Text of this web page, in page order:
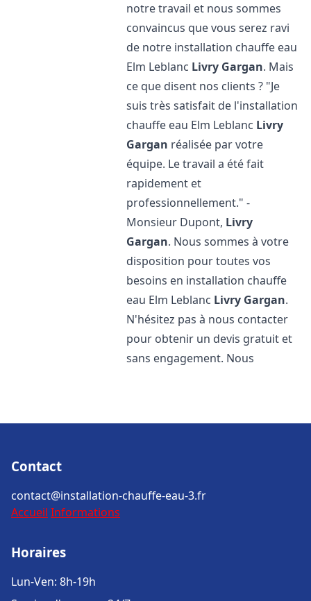
notre travail et nous sommes
convaincus que vous serez ravi
de notre installation chauffe eau
Elm Leblanc Livry Gargan. Mais
ce que disent nos clients ? "Je
suis très satisfait de l'installation
chauffe eau Elm Leblanc Livry
Gargan réalisée par votre
équipe. Le travail a été fait
rapidement et
professionnellement." -
Monsieur Dupont, Livry
Gargan. Nous sommes à votre
disposition pour toutes vos
besoins en installation chauffe
eau Elm Leblanc Livry Gargan.
N'hésitez pas à nous contacter
pour obtenir un devis gratuit et
sans engagement. Nous
Contact
contact@installation-chauffe-eau-3.fr
Accueil Informations
Horaires
Lun-Ven: 8h-19h